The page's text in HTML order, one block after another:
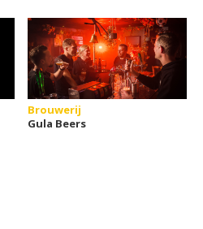
Brouwerij
Gula Beers